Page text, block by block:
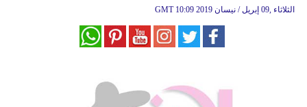
GMT 10:09 2019 الثلاثاء ,09 إبريل / نيسان